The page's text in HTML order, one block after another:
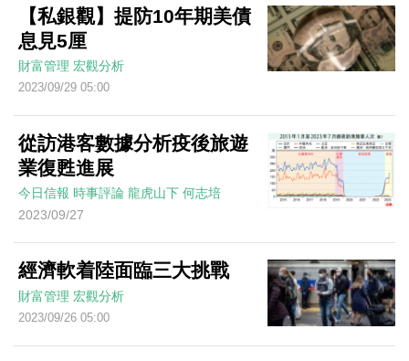
【私銀觀】提防10年期美債
息見5厘
財富管理 宏觀分析
2023/09/29 05:00
從訪港客數據分析疫後旅遊
業復甦進展
今日信報 時事評論 龍虎山下 何志培
2023/09/27
經濟軟着陸面臨三大挑戰
財富管理 宏觀分析
2023/09/26 05:00